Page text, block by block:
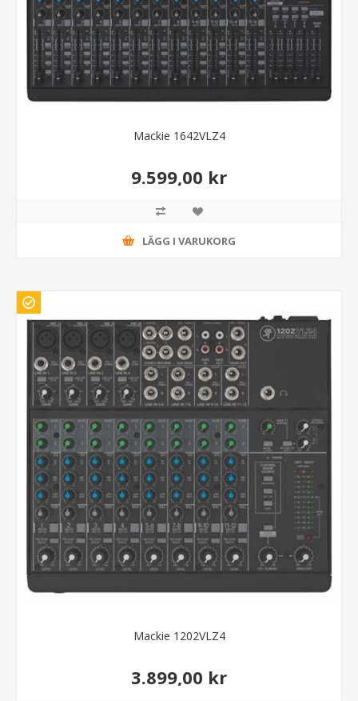
Mackie 1642VLZ4
9.599,00 kr
LÄGG I VARUKORG
Mackie 1202VLZ4
3.899,00 kr